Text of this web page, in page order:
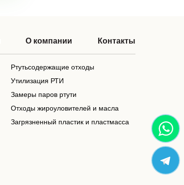
О компании Контакты
Ртутьсодержащие отходы
Утилизация РТИ
Замеры паров ртути
Отходы жироуловителей и масла
Загрязненный пластик и пластмасса